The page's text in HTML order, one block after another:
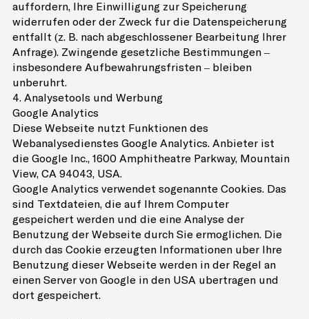
auffordern, Ihre Einwilligung zur Speicherung
widerrufen oder der Zweck für die Datenspeicherung
entfällt (z. B. nach abgeschlossener Bearbeitung Ihrer
Anfrage). Zwingende gesetzliche Bestimmungen –
insbesondere Aufbewahrungsfristen – bleiben
unberührt.
4. Analysetools und Werbung
Google Analytics
Diese Webseite nutzt Funktionen des
Webanalysedienstes Google Analytics. Anbieter ist
die Google Inc., 1600 Amphitheatre Parkway, Mountain
View, CA 94043, USA.
Google Analytics verwendet sogenannte Cookies. Das
sind Textdateien, die auf Ihrem Computer
gespeichert werden und die eine Analyse der
Benutzung der Webseite durch Sie ermöglichen. Die
durch das Cookie erzeugten Informationen über Ihre
Benutzung dieser Webseite werden in der Regel an
einen Server von Google in den USA übertragen und
dort gespeichert.